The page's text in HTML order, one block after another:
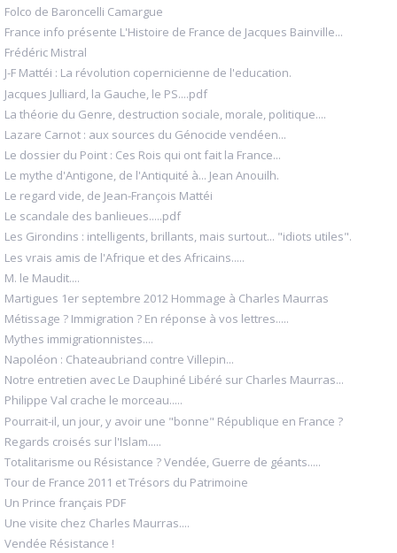
Folco de Baroncelli Camargue
France info présente L'Histoire de France de Jacques Bainville...
Frédéric Mistral
J-F Mattéi : La révolution copernicienne de l'education.
Jacques Julliard, la Gauche, le PS....pdf
La théorie du Genre, destruction sociale, morale, politique....
Lazare Carnot : aux sources du Génocide vendéen...
Le dossier du Point : Ces Rois qui ont fait la France...
Le mythe d'Antigone, de l'Antiquité à... Jean Anouilh.
Le regard vide, de Jean-François Mattéi
Le scandale des banlieues.....pdf
Les Girondins : intelligents, brillants, mais surtout... "idiots utiles".
Les vrais amis de l'Afrique et des Africains.....
M. le Maudit....
Martigues 1er septembre 2012 Hommage à Charles Maurras
Métissage ? Immigration ? En réponse à vos lettres.....
Mythes immigrationnistes....
Napoléon : Chateaubriand contre Villepin...
Notre entretien avec Le Dauphiné Libéré sur Charles Maurras...
Philippe Val crache le morceau.....
Pourrait-il, un jour, y avoir une "bonne" République en France ?
Regards croisés sur l'Islam.....
Totalitarisme ou Résistance ? Vendée, Guerre de géants.....
Tour de France 2011 et Trésors du Patrimoine
Un Prince français PDF
Une visite chez Charles Maurras....
Vendée Résistance !